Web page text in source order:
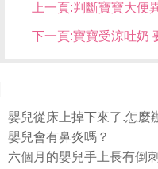
上一頁:判斷寶寶大便
下一頁:寶寶受涼吐奶
嬰兒從床上掉下來了.怎麼
嬰兒會有鼻炎嗎？
六個月的嬰兒手上長有倒